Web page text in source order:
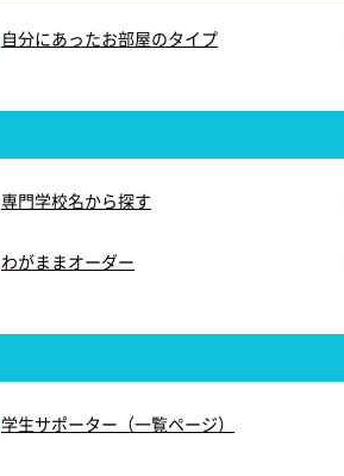
自分にあったお部屋のタイプ
専門学校名から探す
わがままオーダー
学生サポーター（一覧ページ）